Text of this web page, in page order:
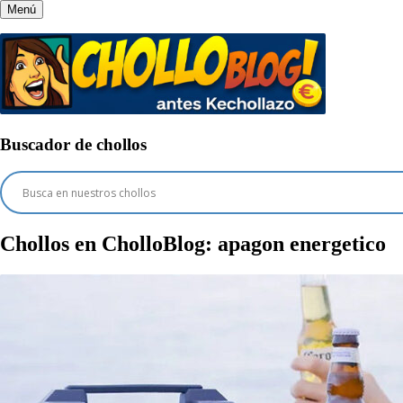
Menú
Buscador de chollos
Chollos en CholloBlog: apagon energetico